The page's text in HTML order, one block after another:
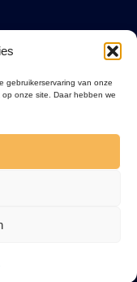
gebruikerservaring van onze
onze site. Daar hebben we